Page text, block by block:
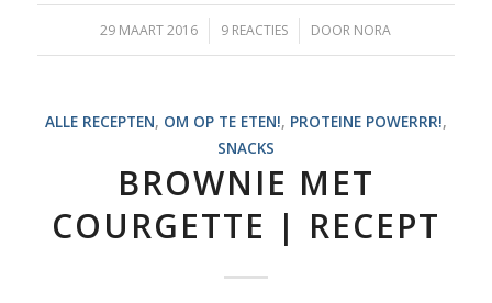
29 MAART 2016
/ 9 REACTIES
/ DOOR NORA
ALLE RECEPTEN, OM OP TE ETEN!, PROTEINE POWERRR!,
SNACKS
BROWNIE MET
COURGETTE | RECEPT